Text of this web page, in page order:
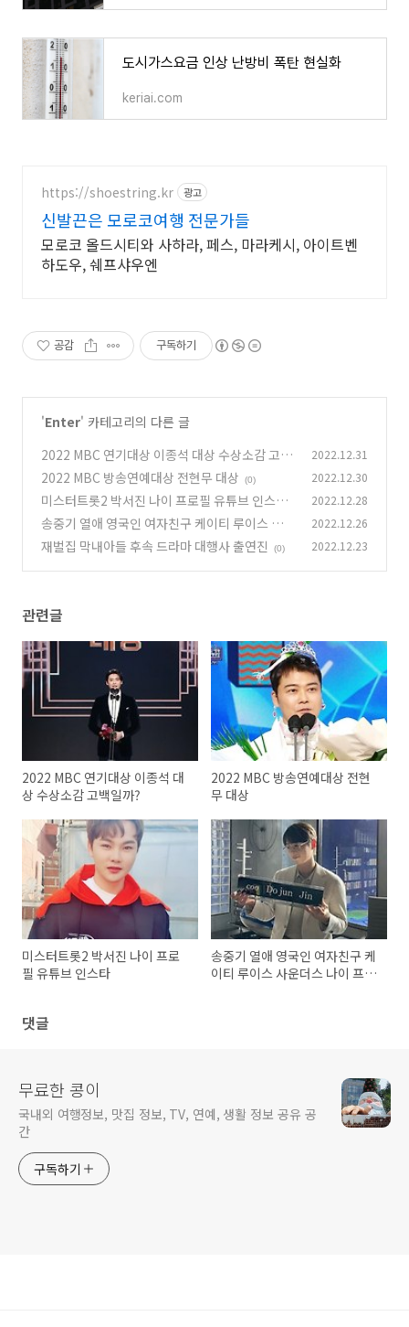
도시가스요금 인상 난방비 폭탄 현실화
keriai.com
https://shoestring.kr 광고
신발끈은 모로코여행 전문가들
모로코 올드시티와 사하라, 페스, 마라케시, 아이트벤
하도우, 쉐프샤우엔
공감 구독하기
'Enter' 카테고리의 다른 글
2022 MBC 연기대상 이종석 대상 수상소감 고백
일까?
(0)
2022.12.31
2022 MBC 방송연예대상 전현무 대상 (0) 2022.12.30
미스터트롯2 박서진 나이 프로필 유튜브 인스타
(0)
2022.12.28
송중기 열애 영국인 여자친구 케이티 루이스 사운
더스 나이 프로필
(0)
2022.12.26
재벌집 막내아들 후속 드라마 대행사 출연진 (0) 2022.12.23
관련글
2022 MBC 연기대상 이종석 대
상 수상소감 고백일까?
2022 MBC 방송연예대상 전현
무 대상
미스터트롯2 박서진 나이 프로
필 유튜브 인스타
송중기 열애 영국인 여자친구 케
이티 루이스 사운더스 나이 프로
댓글
무료한 콩이
국내외 여행정보, 맛집 정보, TV, 연예, 생활 정보 공유 공
간
구독하기